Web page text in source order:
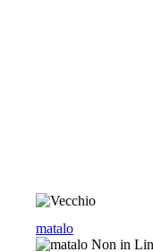
matalo